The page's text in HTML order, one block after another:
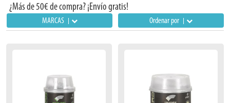
¿Más de 50€ de compra? ¡Envío gratis!
Ordenar por
MARCAS